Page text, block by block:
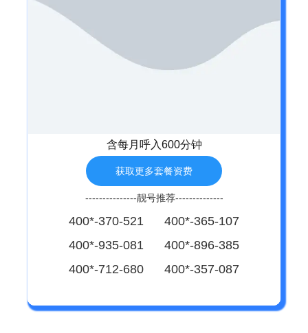
含每月呼入600分钟
获取更多套餐资费
---------------靓号推荐--------------
400*-370-521 400*-365-107
400*-935-081 400*-896-385
400*-712-680 400*-357-087